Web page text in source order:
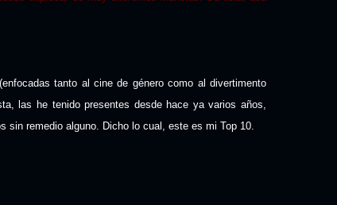
tanto al cine de género como al divertimento
las he tenido presentes desde hace ya varios años,
sin remedio alguno. Dicho lo cual, este es mi Top 10.